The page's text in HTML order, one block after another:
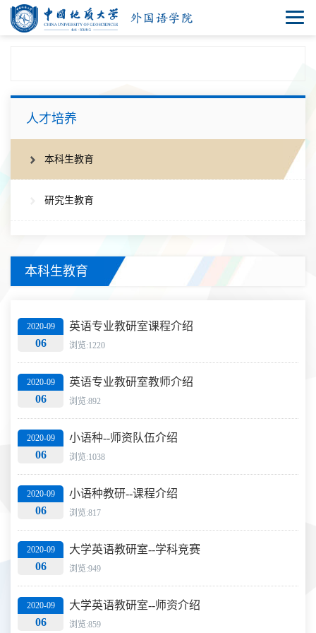
人才培养
本科生教育
研究生教育
本科生教育
2020-09
06
英语专业教研室课程介绍
浏览:1220
2020-09
06
英语专业教研室教师介绍
浏览:892
2020-09
06
小语种--师资队伍介绍
浏览:1038
2020-09
06
小语种教研--课程介绍
浏览:817
2020-09
06
大学英语教研室--学科竞赛
浏览:949
2020-09
06
大学英语教研室--师资介绍
浏览:859